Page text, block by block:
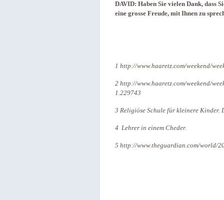
DAVID: Haben Sie vielen Dank, dass
eine grosse Freude, mit Ihnen zu
1 http://www.haaretz.com/weekend/
2 http://www.haaretz.com/weekend/
1.229743
3 Religiöse Schule für kleinere Kinder.
4 Lehrer in einem Cheder.
5 http://www.theguardian.com/world/